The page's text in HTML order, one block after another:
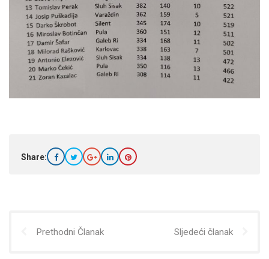
Share:
Prethodni Članak Sljedeći članak